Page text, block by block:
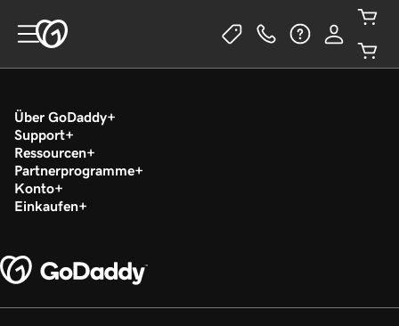
Über GoDaddy
Support
Ressourcen
Partnerprogramme
Konto
Einkaufen